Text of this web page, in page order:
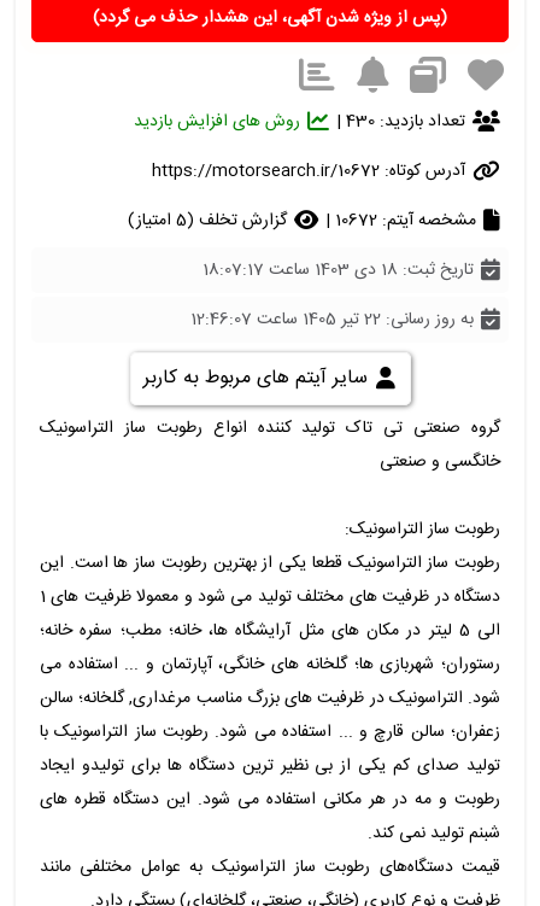
(پس از ویژه شدن آگهی، این هشدار حذف می گردد)
تعداد بازدید: 430 |
روش های افزایش بازدید
آدرس کوتاه: https://motorsearch.ir/10672
مشخصه آیتم: 10672 |
گزارش تخلف (5 امتیاز)
تاریخ ثبت: 18 دی 1403 ساعت 18:07:17
به روز رسانی: 22 تیر 1405 ساعت 12:46:07
سایر آیتم های مربوط به کاربر
گروه صنعتی تی تاک تولید کننده انواع رطوبت ساز التراسونیک
خانگسی و صنعتی
رطوبت ساز التراسونیک:
رطوبت ساز التراسونیک قطعا یکی از بهترین رطوبت ساز ها است. این
دستگاه در ظرفیت های مختلف تولید می شود و معمولا ظرفیت های 1
الی 5 لیتر در مکان های مثل آرایشگاه ها، خانه؛ مطب؛ سفره خانه؛
رستوران؛ شهربازی ها؛ گلخانه های خانگی، آپارتمان و ... استفاده می
شود. التراسونیک در ظرفیت های بزرگ مناسب مرغداری, گلخانه؛ سالن
زعفران؛ سالن قارچ و ... استفاده می شود. رطوبت ساز التراسونیک با
تولید صدای کم یکی از بی نظیر ترین دستگاه ها برای تولیدو ایجاد
رطوبت و مه در هر مکانی استفاده می شود. این دستگاه قطره های
شبنم تولید نمی کند.
قیمت دستگاه‌های رطوبت ساز التراسونیک به عوامل مختلفی مانند